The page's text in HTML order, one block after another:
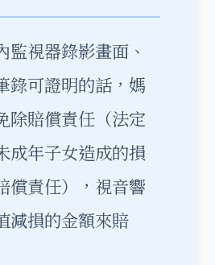
監視器錄影畫面、
錄可證明的話，媽
除賠償責任（法定
成年子女造成的損
償責任），視音響
減損的金額來賠